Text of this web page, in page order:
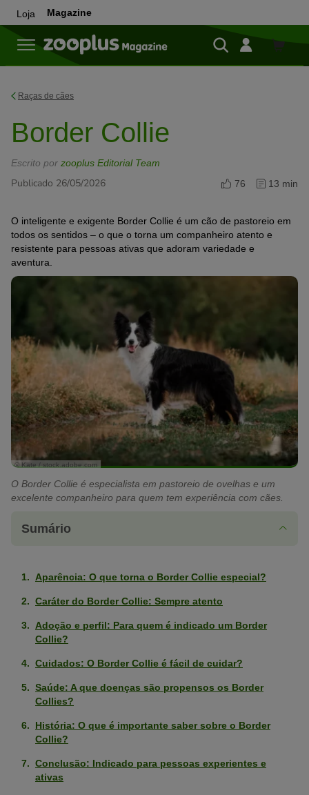
Loja Magazine
Loja
Raças de cães
Border Collie
Escrito por zooplus Editorial Team
Publicado 26/05/2026 76 13 min
O inteligente e exigente Border Collie é um cão de pastoreio em
todos os sentidos – o que o torna um companheiro atento e
resistente para pessoas ativas que adoram variedade e
aventura.
© Kate / stock.adobe.com
O Border Collie é especialista em pastoreio de ovelhas e um
excelente companheiro para quem tem experiência com cães.
Sumário
Aparência: O que torna o Border Collie especial?
Caráter do Border Collie: Sempre atento
Adoção e perfil: Para quem é indicado um Border
Collie?
Cuidados: O Border Collie é fácil de cuidar?
Saúde: A que doenças são propensos os Border
Collies?
História: O que é importante saber sobre o Border
Collie?
Conclusão: Indicado para pessoas experientes e
ativas